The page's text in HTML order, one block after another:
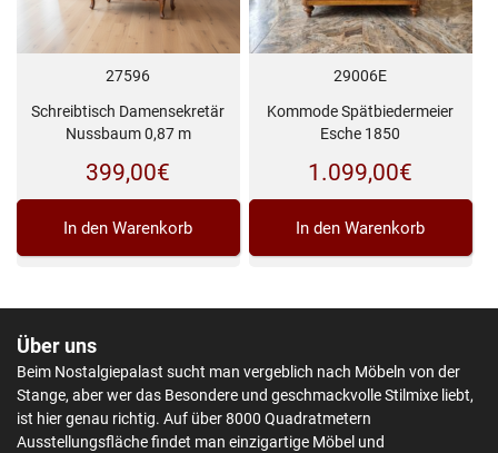
27596
Schreibtisch Damensekretär
Nussbaum 0,87 m
399,00€
In den Warenkorb
29006E
Kommode Spätbiedermeier
Esche 1850
1.099,00€
In den Warenkorb
Über uns
Beim Nostalgiepalast sucht man vergeblich nach Möbeln von der
Stange, aber wer das Besondere und geschmackvolle Stilmixe liebt,
ist hier genau richtig. Auf über 8000 Quadratmetern
Ausstellungsfläche findet man einzigartige Möbel und